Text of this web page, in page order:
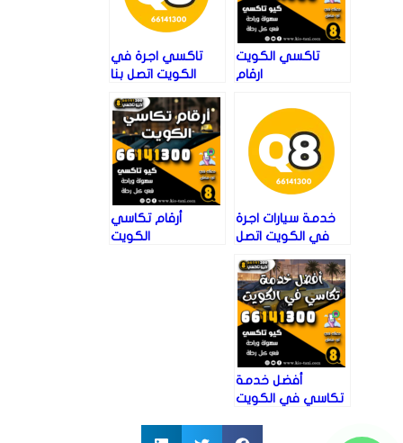
تاكسي الكويت
ارقام
تاكسي اجرة في
الكويت اتصل بنا
خدمة سيارات اجرة
في الكويت اتصل
أرقام تكاسي
الكويت
أفضل خدمة
تكاسي في الكويت